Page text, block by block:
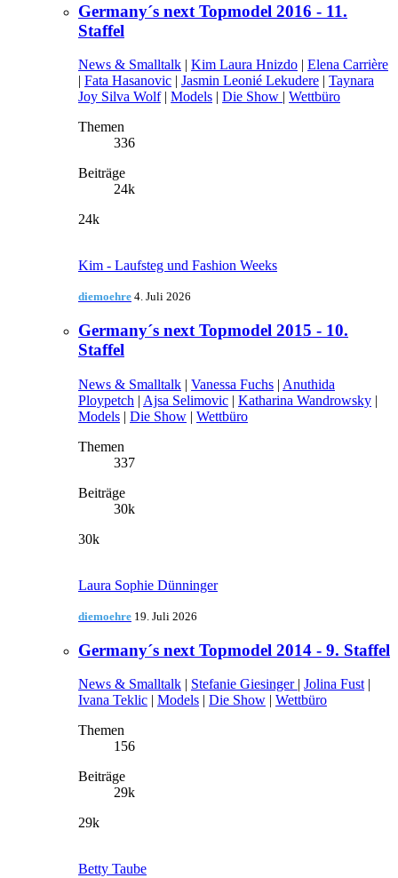
Germany´s next Topmodel 2016 - 11.
Staffel
News & Smalltalk | Kim Laura Hnizdo | Elena Carrière
| Fata Hasanovic | Jasmin Leonié Lekudere | Taynara
Joy Silva Wolf| Models | Die Show | Wettbüro
Themen
336
Beiträge
24k
24k
Kim - Laufsteg und Fashion Weeks
diemoehre 4. Juli 2026
Germany´s next Topmodel 2015 - 10.
Staffel
News & Smalltalk | Vanessa Fuchs | Anuthida
Ploypetch | Ajsa Selimovic | Katharina Wandrowsky |
Models | Die Show | Wettbüro
Themen
337
Beiträge
30k
30k
Laura Sophie Dünninger
diemoehre 19. Juli 2026
Germany´s next Topmodel 2014 - 9. Staffel
News & Smalltalk | Stefanie Giesinger | Jolina Fust |
Ivana Teklic | Models | Die Show | Wettbüro
Themen
156
Beiträge
29k
29k
Betty Taube